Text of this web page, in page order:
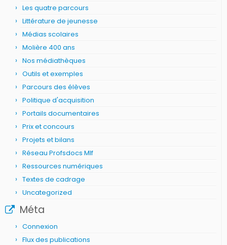
Les quatre parcours
Littérature de jeunesse
Médias scolaires
Molière 400 ans
Nos médiathèques
Outils et exemples
Parcours des élèves
Politique d'acquisition
Portails documentaires
Prix et concours
Projets et bilans
Réseau Profsdocs Mlf
Ressources numériques
Textes de cadrage
Uncategorized
Méta
Connexion
Flux des publications